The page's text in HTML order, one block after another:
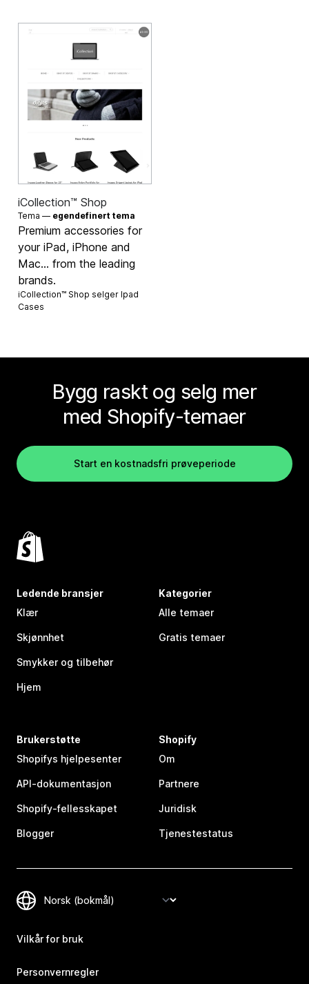
iCollection™ Shop
Tema — egendefinert tema
Premium accessories for
your iPad, iPhone and
Mac... from the leading
brands.
iCollection™ Shop selger Ipad
Cases
Bygg raskt og selg mer
med Shopify-temaer
Start en kostnadsfri prøveperiode
Ledende bransjer
Klær
Skjønnhet
Smykker og tilbehør
Hjem
Kategorier
Alle temaer
Gratis temaer
Brukerstøtte
Shopifys hjelpesenter
API-dokumentasjon
Shopify-fellesskapet
Blogger
Shopify
Om
Partnere
Juridisk
Tjenestestatus
Vilkår for bruk
Personvernregler